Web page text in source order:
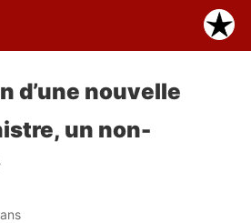
d’une nouvelle
un non-